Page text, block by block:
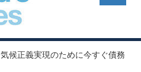
気候正義実現のために今すぐ債務